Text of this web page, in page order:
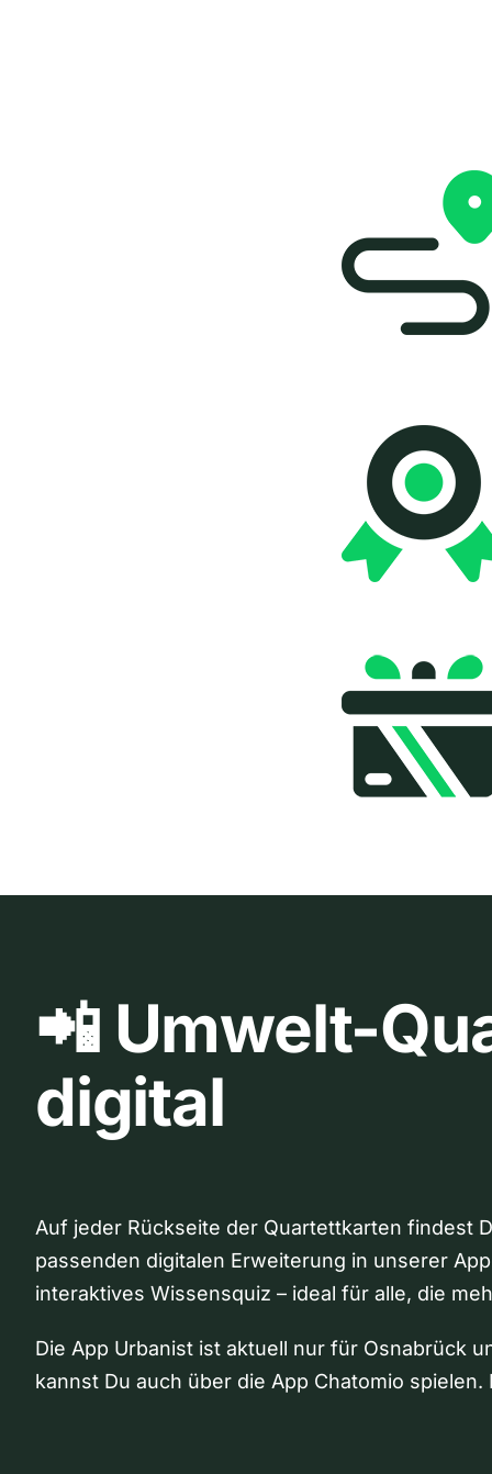
📲 Umwelt-
digital
Auf jeder Rückseite der Quartettkarten findest
passenden digitalen Erweiterung in unserer
interaktives Wissensquiz – ideal für alle, die
Die App Urbanist ist aktuell nur für Osnabrück
kannst Du auch über die App Chatomio